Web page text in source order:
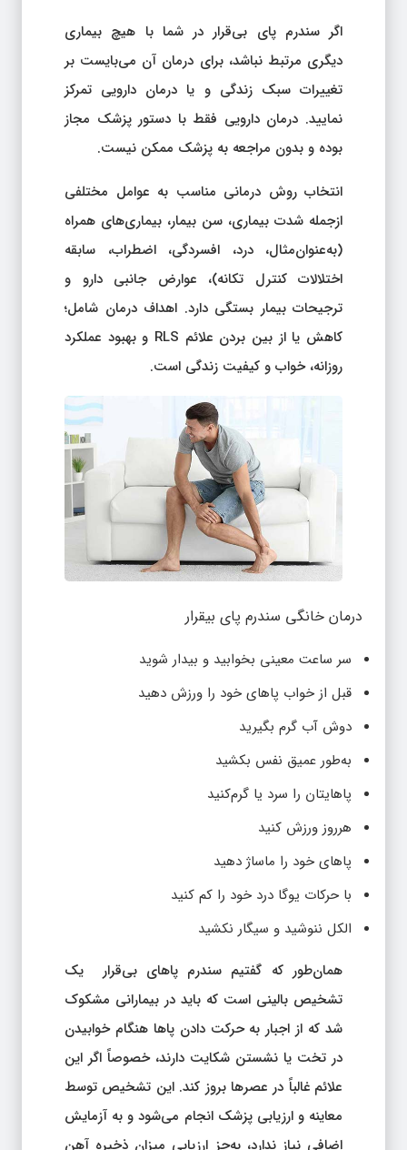
اگر سندرم پای بی‌قرار در شما با هیچ بیماری
دیگری مرتبط نباشد، برای درمان آن می‌بایست بر
تغییرات سبک زندگی و یا درمان دارویی تمرکز
نمایید. درمان دارویی فقط با دستور پزشک مجاز
بوده و بدون مراجعه به پزشک ممکن نیست.
انتخاب روش درمانی مناسب به عوامل مختلفی
ازجمله شدت بیماری، سن بیمار، بیماری‌های همراه
(به‌عنوان‌مثال، درد، افسردگی، اضطراب، سابقه
اختلالات کنترل تکانه)، عوارض جانبی دارو و
ترجیحات بیمار بستگی دارد. اهداف درمان شامل؛
کاهش یا از بین بردن علائم RLS و بهبود عملکرد
روزانه، خواب و کیفیت زندگی است.
درمان خانگی سندرم پای بیقرار
سر ساعت معینی بخوابید و بیدار شوید
قبل از خواب پاهای خود را ورزش دهید
دوش آب گرم بگیرید
به‌طور عمیق نفس بکشید
پاهایتان را سرد یا گرم‌کنید
هرروز ورزش کنید
پاهای خود را ماساژ دهید
با حرکات یوگا درد خود را کم کنید
الکل ننوشید و سیگار نکشید
همان‌طور که گفتیم سندرم پاهای بی‌قرار یک
تشخیص بالینی است که باید در بیمارانی مشکوک
شد که از اجبار به حرکت دادن پاها هنگام خوابیدن
در تخت یا نشستن شکایت دارند، خصوصاً اگر این
علائم غالباً در عصرها بروز کند. این تشخیص توسط
معاینه و ارزیابی پزشک انجام می‌شود و به آزمایش
اضافی نیاز ندارد، به‌جز ارزیابی میزان ذخیره آهن